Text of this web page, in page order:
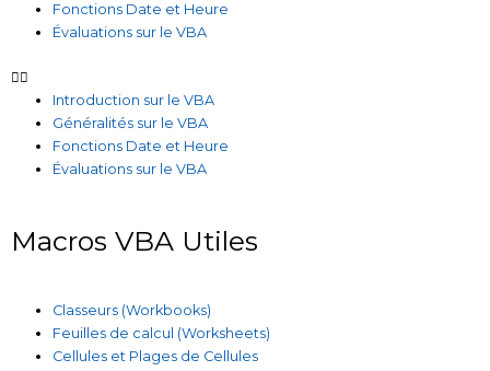
Fonctions Date et Heure
Évaluations sur le VBA
Introduction sur le VBA
Généralités sur le VBA
Fonctions Date et Heure
Évaluations sur le VBA
Macros VBA Utiles
Classeurs (Workbooks)
Feuilles de calcul (Worksheets)
Cellules et Plages de Cellules